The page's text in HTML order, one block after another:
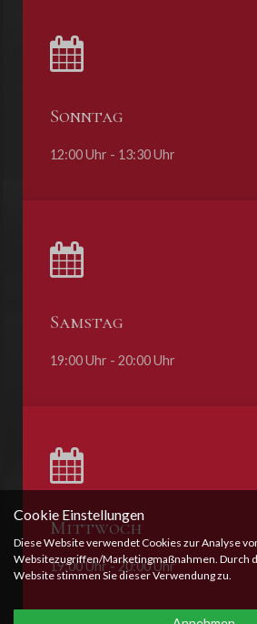
Cookie Einstellungen
Diese Website verwendet Cookies zur Analyse
Websitezugriffen/Marketingmaßnahmen. Durch
Website stimmen Sie dieser Verwendung zu.
Sonntag
12:00 Uhr - 13:30 Uhr
Samstag
19:00 Uhr - 20:00 Uhr
Mittwoch
19:00 Uhr - 20:00 Uhr